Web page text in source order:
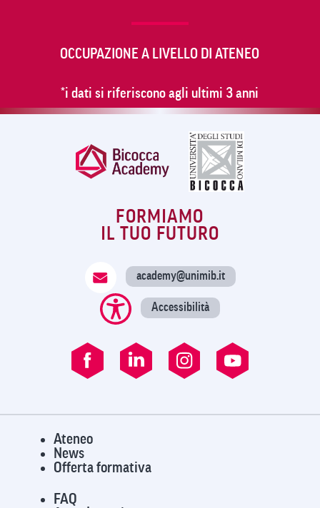
OCCUPAZIONE A LIVELLO DI ATENEO
*i dati si riferiscono agli ultimi 3 anni
FORMIAMO
IL TUO FUTURO
academy@unimib.it
Accessibilità
Ateneo
News
Offerta formativa
FAQ